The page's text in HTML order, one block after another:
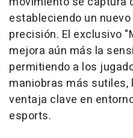
estableciendo un
precisión. El exclusivo
mejora aún más la
permitiendo a los
maniobras más sutiles,
ventaja clave en
esports.